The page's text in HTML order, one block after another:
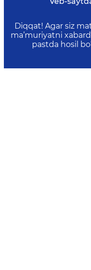
Diqqat! Agar siz
ma’muriyatni
pastda hosil